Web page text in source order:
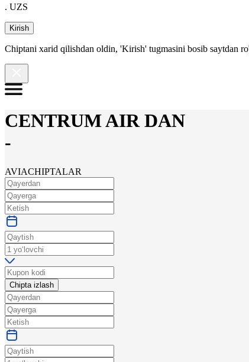
. UZS
Kirish
Chiptani xarid qilishdan oldin, 'Kirish' tugmasini bosib saytdan
CENTRUM AIR DAN
-
AVIACHIPTALAR
Chipta izlash